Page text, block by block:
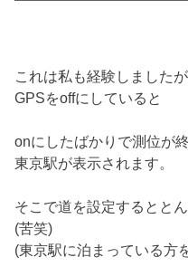
これは私も経験しましたが
GPSをoffにしていると
onにしたばかりで測位が
東京駅が表示されます。
そこで道を設定するとと
(苦笑)
(東京駅に泊まっている方